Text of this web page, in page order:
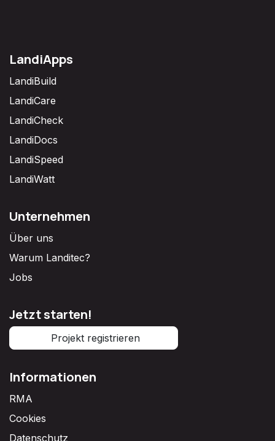
LandiApps
LandiBuild
LandiCare
LandiCheck
LandiDocs
LandiSpeed
LandiWatt
Unternehmen
Über uns
Warum Landitec?
Jobs
Jetzt starten!
Projekt registrieren
Informationen
RMA
Cookies
Datenschutz